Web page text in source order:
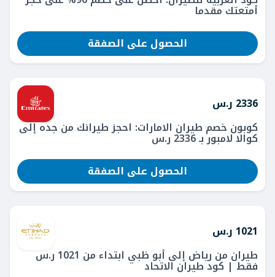
أمتعتك مقدما
الحصول على الصفقة
2336 ر.س
كوبون خصم طيران الامارات: احجز طيرانك من جده إلى
كوالا لامبور بـ 2336 ر.س
الحصول على الصفقة
1021 ر.س
طيران من رياض إلى أبو ظبي ابتداء من 1021 ر.س
فقط | كود طيران الاتحاد